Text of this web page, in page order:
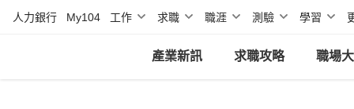
人力銀行 My104 工作 求職 職涯 測驗 學習
產業新訊 求職攻略 職場